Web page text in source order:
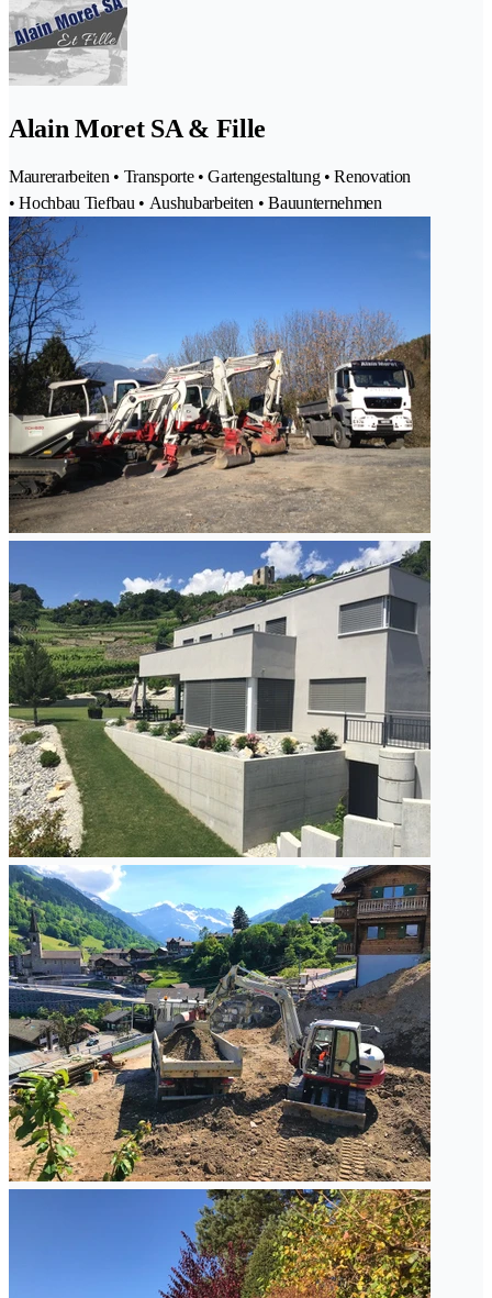
Alain Moret SA & Fille
Maurerarbeiten • Transporte • Gartengestaltung • Renovation
• Hochbau Tiefbau • Aushubarbeiten • Bauunternehmen